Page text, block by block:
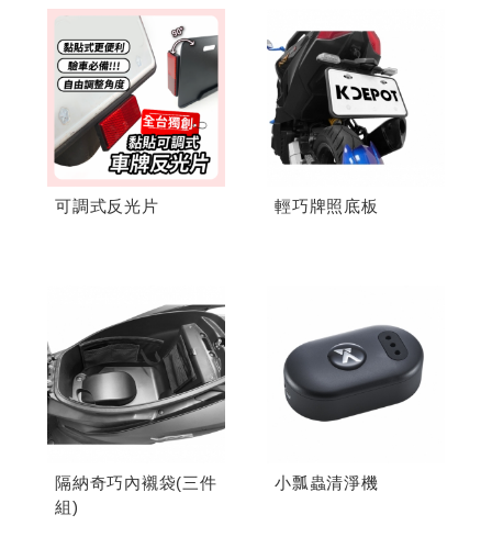
可調式反光片 輕巧牌照底板
隔納奇巧內襯袋(三件
組)
小瓢蟲清淨機